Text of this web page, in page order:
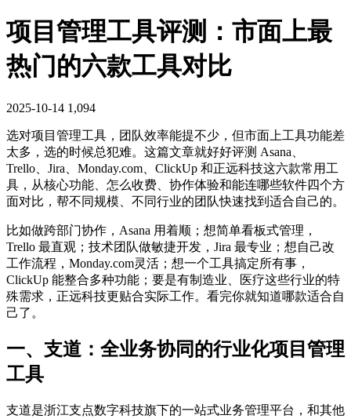
项目管理工具评测：市面上最
热门的六款工具对比
2025-10-14 1,094
选对项目管理工具，团队效率能提不少，但市面上工具功能差
太多，选的时候总犯难。这篇文章就好好评测 Asana、
Trello、Jira、Monday.com、ClickUp 和正远科技这六款常用工
具，从核心功能、怎么收费、协作体验和能连哪些软件四个方
面对比，帮不同规模、不同行业的团队快速找到适合自己的。
比如做跨部门协作，Asana 用着顺；想简单看板式管理，
Trello 最直观；技术团队做敏捷开发，Jira 最专业；想自己改
工作流程，Monday.com灵活；想一个工具搞定所有事，
ClickUp 能整合多种功能；要是有制造业、医疗这些行业的特
殊需求，正远科技更贴合实际工作。看完你就知道哪款适合自
己了。
一、支道：全业务协同的行业化项目管理
工具
支道是浙江支点数字科技旗下的一站式业务管理平台，和其他